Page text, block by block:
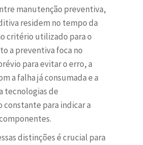
manutenção preventiva,
residem no tempo da
critério utilizado para o
a preventiva foca no
para evitar o erro, a
a falha já consumada e a
tecnologias de
para indicar a
distinções é crucial para